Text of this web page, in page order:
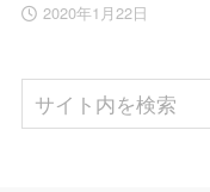
2020年1月22日